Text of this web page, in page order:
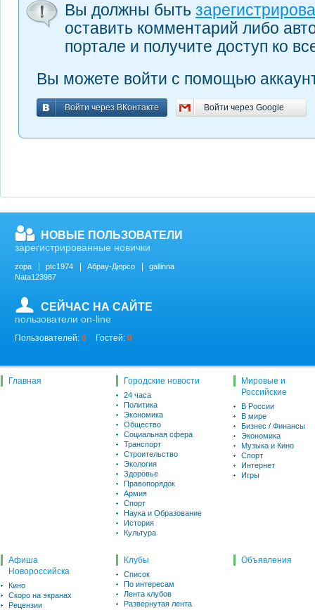
Вы должны быть
оставить комментарий либо
портале и получите доступ ко
Вы можете войти с помощью
Войти через ВКонтакте
Войти через ВКонтакте Войти через Google
Войти через Google
НОВЫЕ ПОЛЬЗОВАТЕЛИ
зарегистрированные новички
zopa ptc1974 Абрау-Дюрсо
gallinna
Nata123987
СЕЙЧАС НА САЙТЕ
пользователи on-line
Пользователей: 0 Гостей: 0
Главная Городские новости
24 часа
Политика
Экономика
Общество
Социальная сфера
Транспорт
Строительство
Экология
Здоровье
Правопорядок
Армия
Спорт
Наука и Образование
История
Культура
Мировые и
Российские
В России
В мире
Бизнес / Финансы
Экономика
Музыка и Кино
Спорт
Интернет
Игры
Афиша
Новороссийска
Кино
Скоро на экранах
Рецензии
Клубы
Список
По интересам
Лента клубов
Развернутая лента
Объявления